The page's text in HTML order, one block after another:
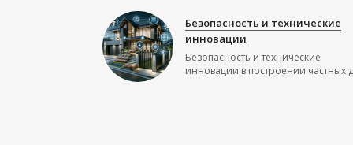
Безопасность и технические
инновации
Безопасность и технические
инновации в построении частных